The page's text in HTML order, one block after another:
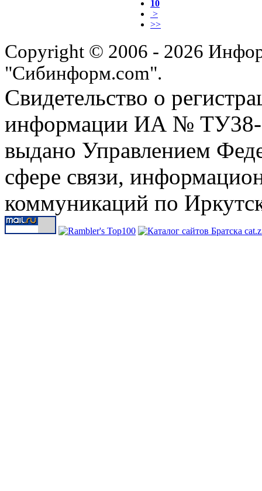
10
>
>>
Copyright © 2006 - 2026
"Сибинформ.com".
Свидетельство о
информации ИА № ТУ38-
выдано Управлением
сфере связи,
коммуникаций по